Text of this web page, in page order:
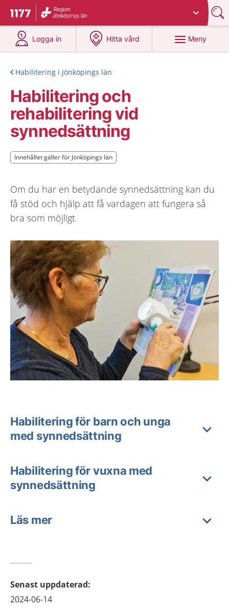
Till startsidan för 1177
Du har valt region
Logga in
på 1177.se
Hitta vård
på 1177.se
Meny
Habilitering i Jönköpings län
Habilitering och
rehabilitering vid
synnedsättning
Innehållet gäller för Jönköpings län
Innehållet gäller för Jönköpings län
Om du har en betydande synnedsättning kan du
få stöd och hjälp att få vardagen att fungera så
bra som möjligt.
Habilitering för barn och unga
med synnedsättning
Habilitering för vuxna med
synnedsättning
Läs mer
Senast uppdaterad:
2024-06-14